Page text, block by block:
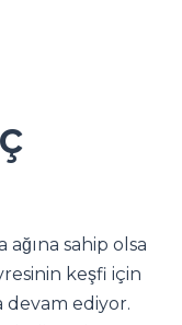
sahip olsa
keşfi için
ediyor.